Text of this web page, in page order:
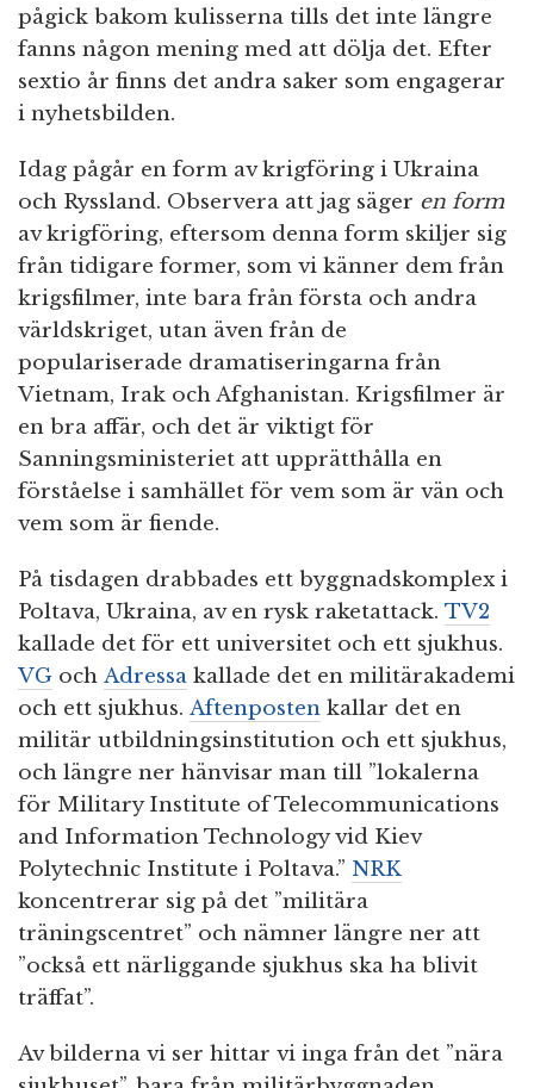
pågick bakom kulisserna tills det inte längre
fanns någon mening med att dölja det. Efter
sextio år finns det andra saker som engagerar
i nyhetsbilden.
Idag pågår en form av krigföring i Ukraina
och Ryssland. Observera att jag säger en form
av krigföring, eftersom denna form skiljer sig
från tidigare former, som vi känner dem från
krigsfilmer, inte bara från första och andra
världskriget, utan även från de
populariserade dramatiseringarna från
Vietnam, Irak och Afghanistan. Krigsfilmer är
en bra affär, och det är viktigt för
Sanningsministeriet att upprätthålla en
förståelse i samhället för vem som är vän och
vem som är fiende.
På tisdagen drabbades ett byggnadskomplex i
Poltava, Ukraina, av en rysk raketattack. TV2
kallade det för ett universitet och ett sjukhus.
VG och Adressa kallade det en militärakademi
och ett sjukhus. Aftenposten kallar det en
militär utbildningsinstitution och ett sjukhus,
och längre ner hänvisar man till ”lokalerna
för Military Institute of Telecommunications
and Information Technology vid Kiev
Polytechnic Institute i Poltava.” NRK
koncentrerar sig på det ”militära
träningscentret” och nämner längre ner att
”också ett närliggande sjukhus ska ha blivit
träffat”.
Av bilderna vi ser hittar vi inga från det ”nära